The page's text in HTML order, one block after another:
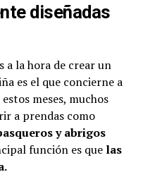
diseñadas
la hora de crear un
es el que concierne a
meses, muchos
a prendas como
y abrigos
función es quelas